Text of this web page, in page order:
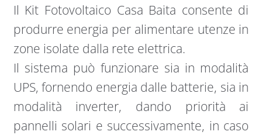
Il Kit Fotovoltaico Casa Baita consente di
produrre energia per alimentare utenze in
zone isolate dalla rete elettrica.
Il sistema può funzionare sia in modalità
UPS, fornendo energia dalle batterie, sia in
modalità inverter, dando priorità ai
pannelli solari e successivamente, in caso